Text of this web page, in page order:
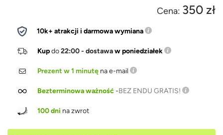
Cena: 350 zł
10k+ atrakcji i darmowa wymiana
Kupdo22:00 - dostawaw poniedziałek
Prezent w 1 minutę na e-mail
Bezterminowa ważność-BEZ ENDU GRATIS!
100 dni na zwrot